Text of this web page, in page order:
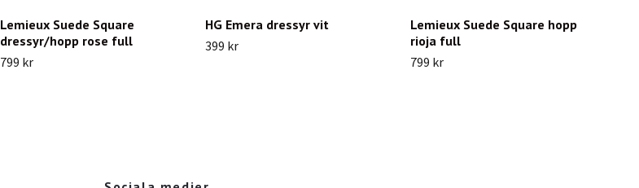
Lemieux Suede Square
dressyr/hopp rose full
799 kr
HG Emera dressyr vit
399 kr
Lemieux Suede Square hopp
rioja full
799 kr